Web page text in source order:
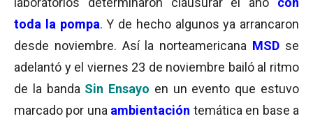
toda la pompa. Y de hecho algunos ya arrancaron
desde noviembre. Así la norteamericana MSD se
adelantó y el viernes 23 de noviembre bailó al ritmo
de la banda Sin Ensayo en un evento que estuvo
marcado por una ambientación temática en base a